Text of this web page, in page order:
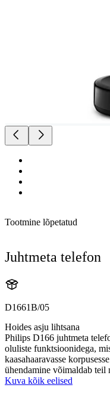
Tootmine lõpetatud
Juhtmeta telefon
D1661B/05
Hoides asju lihtsana
Philips D166 juhtmeta
oluliste funktsioonidega,
kaasahaaravasse
ühendamine võimaldab teil
Kuva kõik eelised